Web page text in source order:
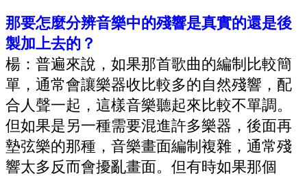
那要怎麼分辨音樂中的殘響是真實的還是後
製加上去的？
楊：普遍來說，如果那首歌曲的編制比較簡
單，通常會讓樂器收比較多的自然殘響，配
合人聲一起，這樣音樂聽起來比較不單調。
但如果是另一種需要混進許多樂器，後面再
墊弦樂的那種，音樂畫面編制複雜，通常殘
響太多反而會擾亂畫面。 但有時如果那個